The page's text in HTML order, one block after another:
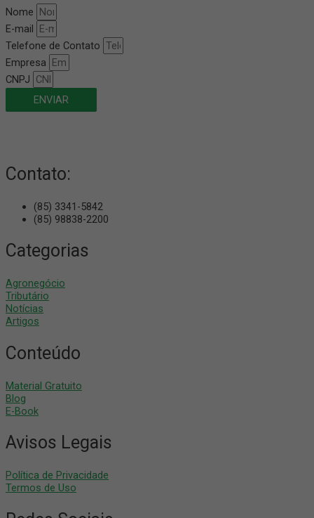
Nome
E-mail
Telefone de Contato
Empresa
CNPJ
ENVIAR
Contato:
(85) 3341-5842
(85) 98838-2200
Categorias
Agronegócio
Tributário
Notícias
Artigos
Conteúdo
Material Gratuito
Blog
E-Book
Avisos Legais
Política de Privacidade
Termos de Uso